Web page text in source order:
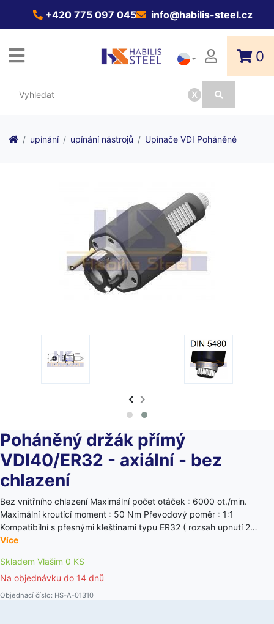
+420 775 097 045 info@habilis-steel.cz
x
0
upínání upínání nástrojů Upínače VDI Poháněné
Poháněný držák přímý
VDI40/ER32 - axiální - bez
chlazení
Bez vnitřního chlazení Maximální počet otáček : 6000 ot./min.
Maximální kroutící moment : 50 Nm Převodový poměr : 1:1
Kompatibilní s přesnými kleštinami typu ER32 ( rozsah upnutí 2…
Více
Skladem Vlašim 0 KS
Na objednávku do 14 dnů
Objednací číslo: HS-A-01310